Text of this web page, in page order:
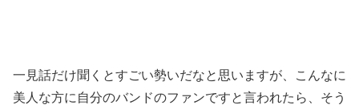
一見話だけ聞くとすごい勢いだなと思いますが、こんなに
美人な方に自分のバンドのファンですと言われたら、そう